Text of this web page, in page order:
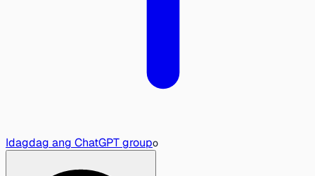
Idagdag ang ChatGPT groupo